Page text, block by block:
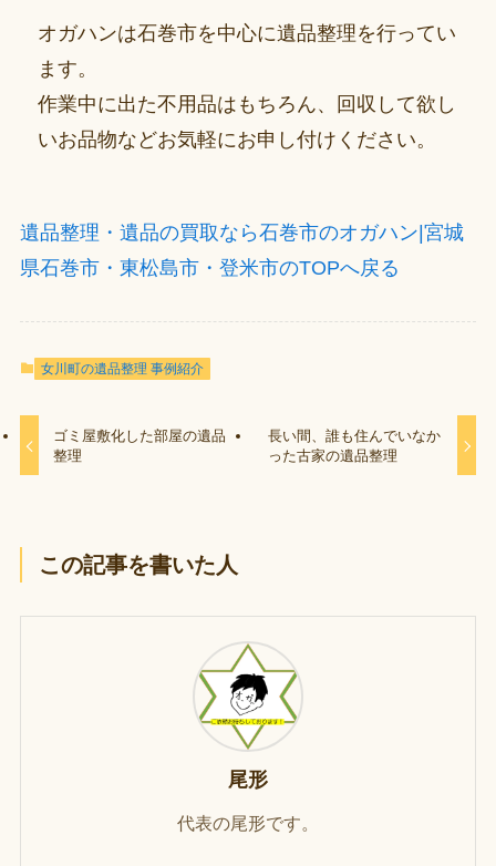
オガハンは石巻市を中心に遺品整理を行ってい
ます。
作業中に出た不用品はもちろん、回収して欲し
いお品物などお気軽にお申し付けください。
遺品整理・遺品の買取なら石巻市のオガハン|宮城
県石巻市・東松島市・登米市のTOPへ戻る
女川町の遺品整理 事例紹介
ゴミ屋敷化した部屋の遺品
整理
長い間、誰も住んでいなか
った古家の遺品整理
この記事を書いた人
尾形
代表の尾形です。